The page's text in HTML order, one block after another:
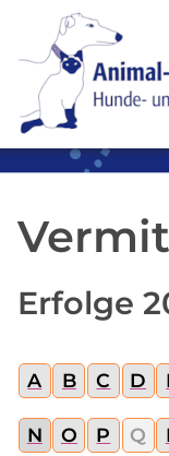
SKIP TO
Erfolge
A B C D
N O P Q